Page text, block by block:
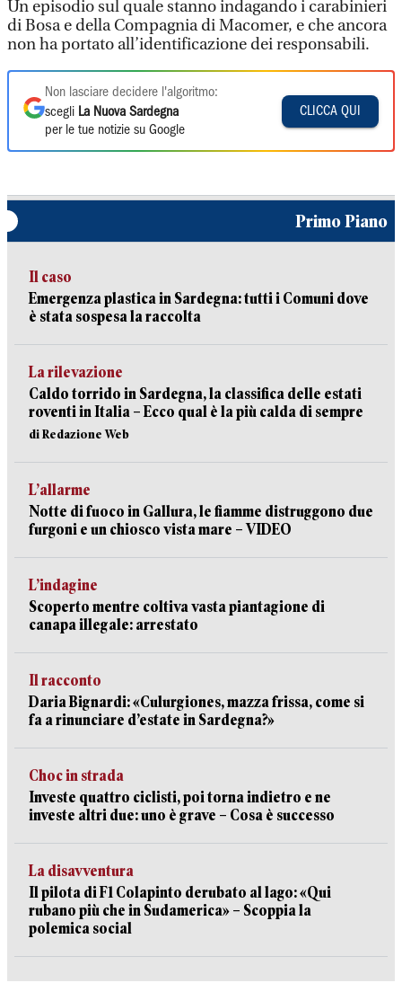
Un episodio sul quale stanno indagando i carabinieri
di Bosa e della Compagnia di Macomer, e che ancora
non ha portato all’identificazione dei responsabili.
Non lasciare decidere l'algoritmo:
scegli La Nuova Sardegna
per le tue notizie su Google
CLICCA QUI
Primo Piano
Il caso
Emergenza plastica in Sardegna: tutti i Comuni dove
è stata sospesa la raccolta
La rilevazione
Caldo torrido in Sardegna, la classifica delle estati
roventi in Italia – Ecco qual è la più calda di sempre
di Redazione Web
L’allarme
Notte di fuoco in Gallura, le fiamme distruggono due
furgoni e un chiosco vista mare – VIDEO
L’indagine
Scoperto mentre coltiva vasta piantagione di
canapa illegale: arrestato
Il racconto
Daria Bignardi: «Culurgiones, mazza frissa, come si
fa a rinunciare d’estate in Sardegna?»
Choc in strada
Investe quattro ciclisti, poi torna indietro e ne
investe altri due: uno è grave – Cosa è successo
La disavventura
Il pilota di F1 Colapinto derubato al lago: «Qui
rubano più che in Sudamerica» – Scoppia la
polemica social